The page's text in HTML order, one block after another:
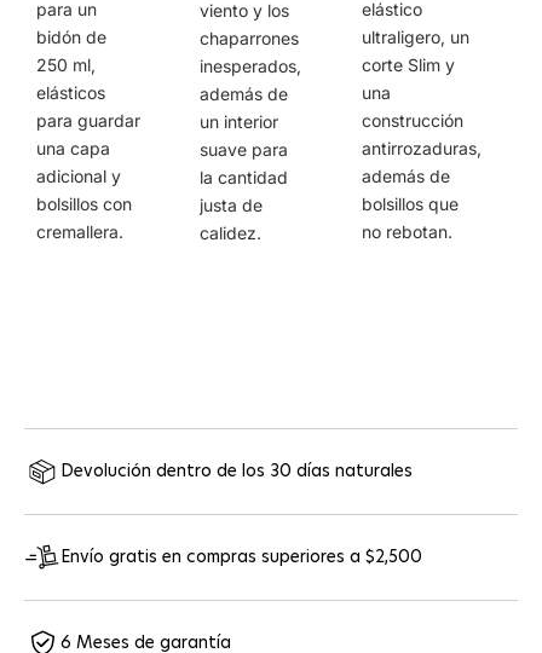
para un
bidón de
250 ml,
elásticos
para guardar
una capa
adicional y
bolsillos con
cremallera.
viento y los
chaparrones
inesperados,
además de
un interior
suave para
la cantidad
justa de
calidez.
elástico
ultraligero, un
corte Slim y
una
construcción
antirrozaduras,
además de
bolsillos que
no rebotan.
Devolución dentro de los 30 días naturales
Envío gratis en compras superiores a $2,500
6 Meses de garantía